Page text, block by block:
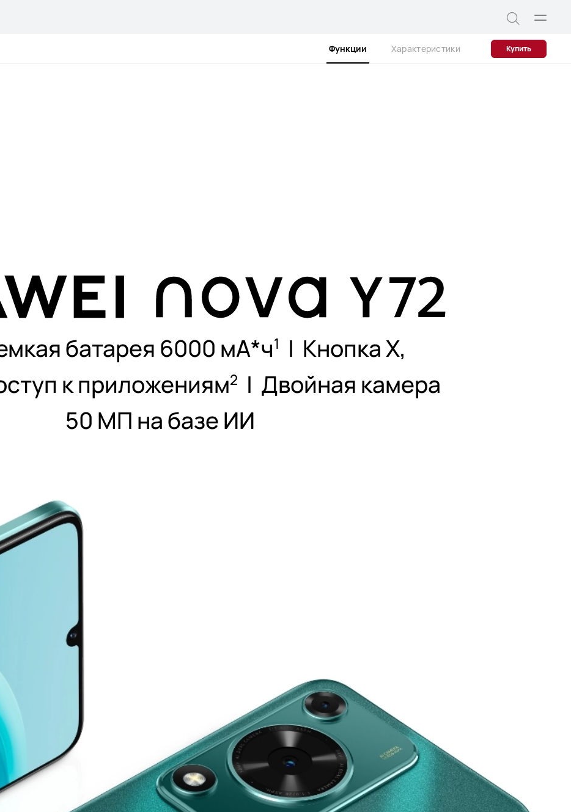
по
меню
Функции Характеристики Купить
батарея 6000 мА*ч⁠1 | Кнопка X,
к приложениям⁠2 | Двойная камера
50 МП на базе ИИ